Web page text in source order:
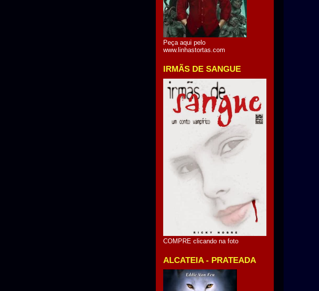
Peça aqui pelo
www.linhastortas.com
IRMÃS DE SANGUE
COMPRE clicando na foto
ALCATEIA - PRATEADA